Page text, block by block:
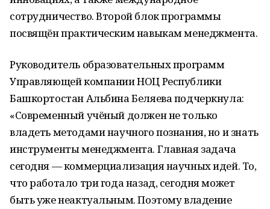
сотрудничество. Второй блок программы
посвящён практическим навыкам менеджмента.
Руководитель образовательных программ
Управляющей компании НОЦ Республики
Башкортостан Альбина Беляева подчеркнула:
«Современный учёный должен не только
владеть методами научного познания, но и знать
инструменты менеджмента. Главная задача
сегодня — коммерциализация научных идей. То,
что работало три года назад, сегодня может
быть уже неактуальным. Поэтому владение